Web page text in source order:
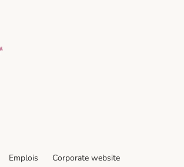
MethodMethod
Emplois
Corporate website